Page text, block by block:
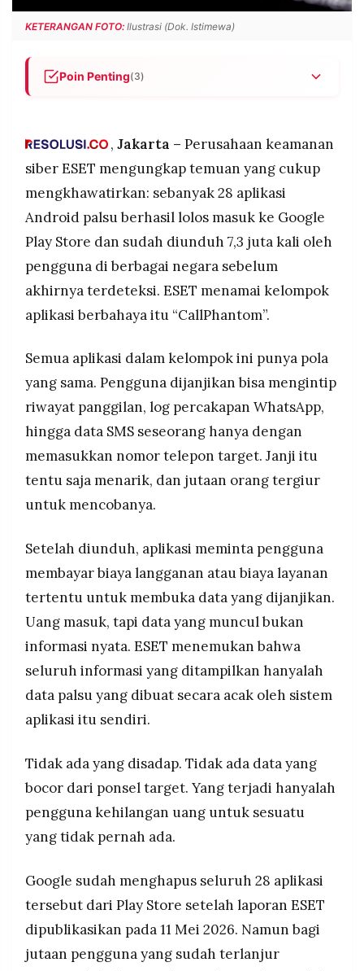
SERVICE
IKUTI
PT.
MEDIA
PRAMUDITA
Resolusi.co
-
2026
PT.
MEDIA
KETERANGAN FOTO: Ilustrasi (Dok. Istimewa)
Poin Penting(3)
Store yang sudah diunduh 7,3 juta kali, dengan
dan pesan WhatsApp orang lain berbayar.
Data yang disajikan aplikasi tersebut sepenuhnya
palsu dan dibuat secara acak, sehingga
pengguna yang sudah membayar biaya
langganan tidak mendapat apapun selain
informasi fiktif.
Google sudah menghapus seluruh 28 aplikasi
tersebut setelah laporan ESET dipublikasikan,
mengunduh dan membayar sebelumnya tidak
bisa mendapatkan kembali uang mereka.
, Jakarta – Perusahaan keamanan
siber ESET mengungkap temuan yang cukup
mengkhawatirkan: sebanyak 28 aplikasi
Android palsu berhasil lolos masuk ke Google
Play Store dan sudah diunduh 7,3 juta kali oleh
pengguna di berbagai negara sebelum
akhirnya terdeteksi. ESET menamai kelompok
aplikasi berbahaya itu “CallPhantom”.
Semua aplikasi dalam kelompok ini punya pola
yang sama. Pengguna dijanjikan bisa mengintip
riwayat panggilan, log percakapan WhatsApp,
hingga data SMS seseorang hanya dengan
memasukkan nomor telepon target. Janji itu
tentu saja menarik, dan jutaan orang tergiur
untuk mencobanya.
Setelah diunduh, aplikasi meminta pengguna
membayar biaya langganan atau biaya layanan
tertentu untuk membuka data yang dijanjikan.
Uang masuk, tapi data yang muncul bukan
informasi nyata. ESET menemukan bahwa
seluruh informasi yang ditampilkan hanyalah
data palsu yang dibuat secara acak oleh sistem
aplikasi itu sendiri.
Tidak ada yang disadap. Tidak ada data yang
bocor dari ponsel target. Yang terjadi hanyalah
pengguna kehilangan uang untuk sesuatu
yang tidak pernah ada.
Google sudah menghapus seluruh 28 aplikasi
tersebut dari Play Store setelah laporan ESET
dipublikasikan pada 11 Mei 2026. Namun bagi
jutaan pengguna yang sudah terlanjur